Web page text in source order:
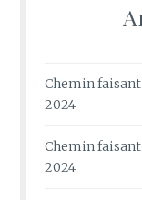
Chemin faisant
2024
Chemin
2024